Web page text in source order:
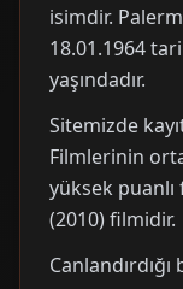
isimdir.
18.01.1964
yaşındadır.
Sitemizde
Filmlerinin
yüksek puanlı
(2010) filmidir.